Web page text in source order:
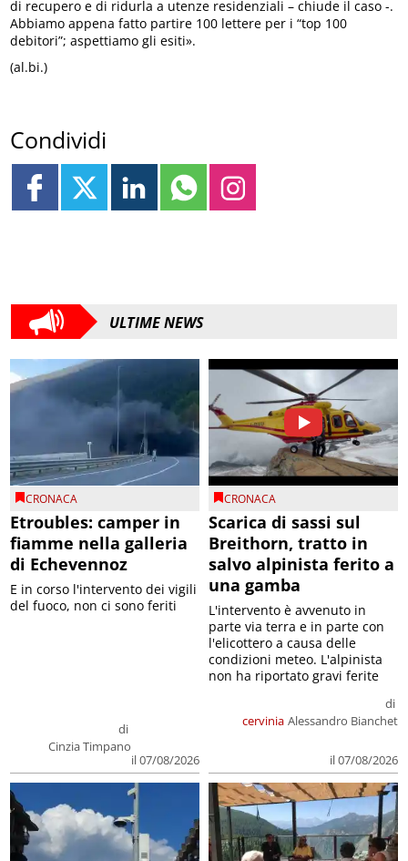
di recupero e di ridurla a utenze residenziali – chiude il caso -.
Abbiamo appena fatto partire 100 lettere per i “top 100
debitori”; aspettiamo gli esiti».
(al.bi.)
Condividi
ULTIME NEWS
CRONACA
Etroubles: camper in
fiamme nella galleria
di Echevennoz
di
Cinzia Timpano
il 07/08/2026
E in corso l'intervento dei vigili
del fuoco, non ci sono feriti
CRONACA
Scarica di sassi sul
Breithorn, tratto in
salvo alpinista ferito a
una gamba
cervinia
di
Alessandro Bianchet
il 07/08/2026
L'intervento è avvenuto in
parte via terra e in parte con
l'elicottero a causa delle
condizioni meteo. L'alpinista
non ha riportato gravi ferite